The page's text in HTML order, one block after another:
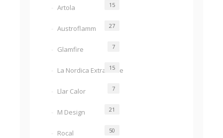
Artola 15
Austroflamm 27
Glamfire 7
La Nordica Extraflame
15
Llar Calor 7
M Design 21
Rocal 50